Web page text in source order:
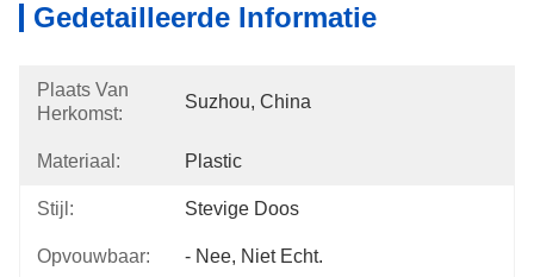
Gedetailleerde Informatie
Plaats Van
Herkomst:
Suzhou, China
Materiaal: Plastic
Stijl: Stevige Doos
Opvouwbaar: - Nee, Niet Echt.